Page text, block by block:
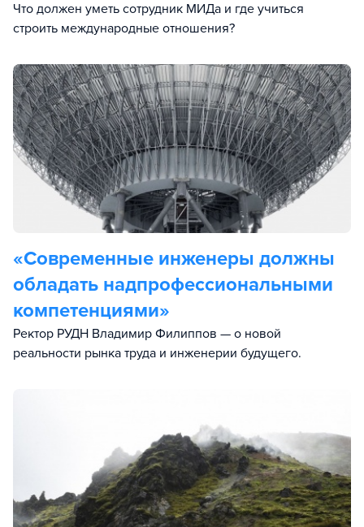
Что должен уметь сотрудник МИДа и где учиться
строить международные отношения?
«Современные инженеры должны
обладать надпрофессиональными
компетенциями»
Ректор РУДН Владимир Филиппов — о новой
реальности рынка труда и инженерии будущего.